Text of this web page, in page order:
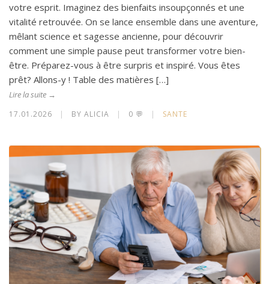
votre esprit. Imaginez des bienfaits insoupçonnés et une
vitalité retrouvée. On se lance ensemble dans une aventure,
mêlant science et sagesse ancienne, pour découvrir
comment une simple pause peut transformer votre bien-
être. Préparez-vous à être surpris et inspiré. Vous êtes
prêt? Allons-y ! Table des matières […]
Lire la suite →
17.01.2026 | BY ALICIA | 0 💬 | SANTE